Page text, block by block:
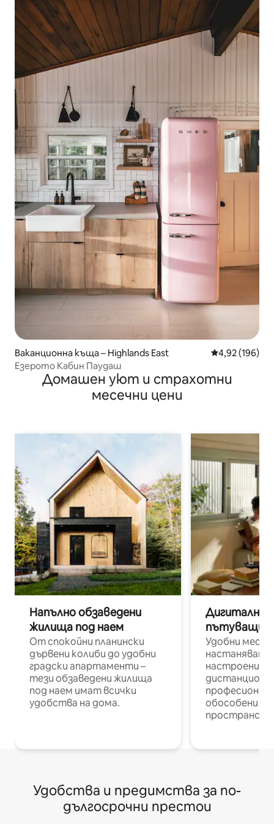
Ваканционна къща – Highlands East Средна
4,92 (196)
Езерото Кабин Паудаш
Домашен уют и страхотни
месечни цени
Напълно обзаведени
жилища под наем
От спокойни планински
дървени колиби до удобни
градски апартаменти –
тези обзаведени жилища
под наем имат всички
удобства на дома.
Дигитални
пътуващи
Удобни
настаняване
настроени и
обособени
Удобства и предимства за по-
дългосрочни престои